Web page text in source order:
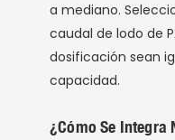
a mediano.
caudal de lodo de
dosificación sean
capacidad.
¿Cómo Se Integra